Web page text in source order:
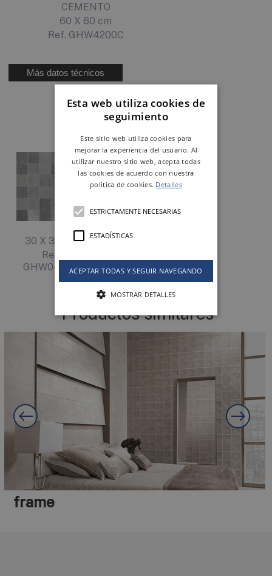
CEMENTO
60 X 60 cm
Ref. GHW4200C
Más datos técnicos
Complétalo con
30 X 30 cm
Ref.
GHW0400C
22,8 X 39 cm
Productos similares
frame
Esta web utiliza cookies de
seguimiento
Este sitio web utiliza cookies para
mejorar la experiencia del usuario. Al
utilizar nuestro sitio web, acepta todas
las cookies de acuerdo con nuestra
política de cookies. Detalles
ESTRICTAMENTE NECESARIAS
ESTADÍSTICAS
ACEPTAR TODAS Y SEGUIR NAVEGANDO
MOSTRAR DETALLES